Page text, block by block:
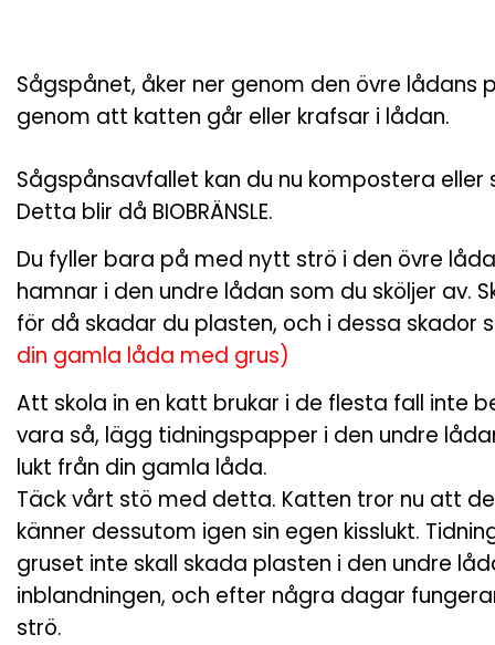
Sågspånet, åker ner genom den övre lådans
genom att katten går eller krafsar i lådan.
Sågspånsavfallet kan du nu kompostera
Detta blir då BIOBRÄNSLE.
Du fyller bara på med nytt strö i den övre
hamnar i den undre lådan som du sköljer av.
för då skadar du plasten, och i dessa skador
din gamla låda med grus)
Att skola in en katt brukar i de flesta fall inte
vara så, lägg tidningspapper i den undre
lukt från din gamla låda.
Täck vårt stö med detta. Katten tror nu att
känner dessutom igen sin egen kisslukt.
gruset inte skall skada plasten i den undre
inblandningen, och efter några dagar
strö.